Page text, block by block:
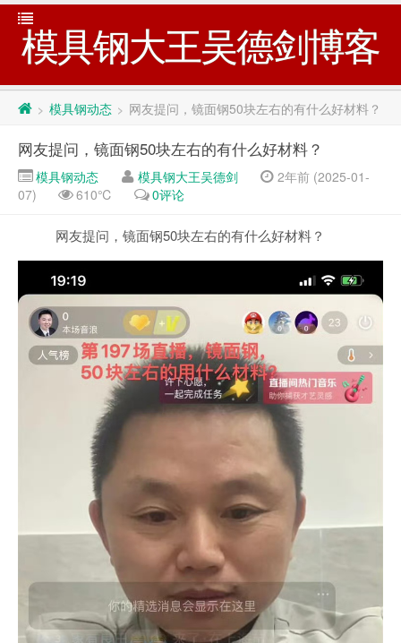
模具钢大王吴德剑博客
> 模具钢动态 > 网友提问，镜面钢50块左右的有什么好材料？
网友提问，镜面钢50块左右的有什么好材料？
模具钢动态 模具钢大王吴德剑
2年前 (2025-01-
07)
610℃ 0评论
网友提问，镜面钢50块左右的有什么好材料？